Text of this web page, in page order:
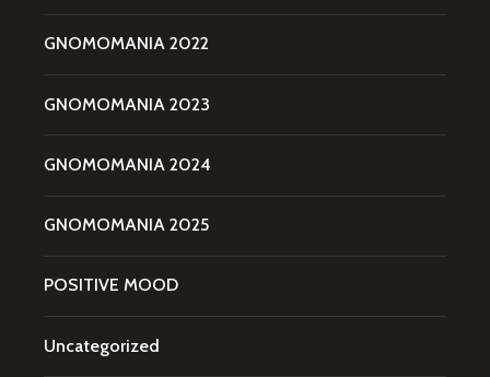
GNOMOMANIA 2022
GNOMOMANIA 2023
GNOMOMANIA 2024
GNOMOMANIA 2025
POSITIVE MOOD
Uncategorized